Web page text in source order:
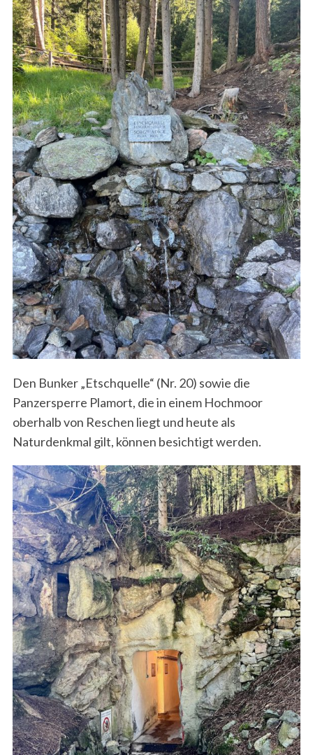
Den Bunker „Etschquelle“ (Nr. 20) sowie die
Panzersperre Plamort, die in einem Hochmoor
oberhalb von Reschen liegt und heute als
Naturdenkmal gilt, können besichtigt werden.